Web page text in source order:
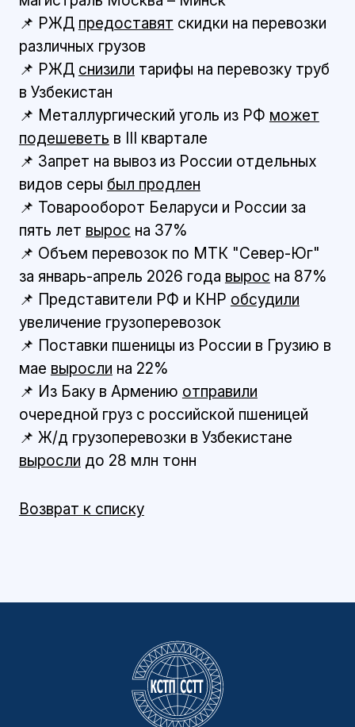
📌 РЖД предоставят скидки на перевозки
различных грузов
📌 РЖД снизили тарифы на перевозку труб
в Узбекистан
📌 Металлургический уголь из РФ может
подешеветь в III квартале
📌 Запрет на вывоз из России отдельных
видов серы был продлен
📌 Товарооборот Беларуси и России за
пять лет вырос на 37%
📌 Объем перевозок по МТК "Север-Юг"
за январь-апрель 2026 года вырос на 87%
📌 Представители РФ и КНР обсудили
увеличение грузоперевозок
📌 Поставки пшеницы из России в Грузию в
мае выросли на 22%
📌 Из Баку в Армению отправили
очередной груз с российской пшеницей
📌 Ж/д грузоперевозки в Узбекистане
выросли до 28 млн тонн
Возврат к списку